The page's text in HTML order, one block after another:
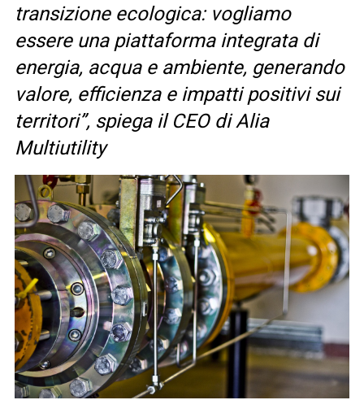
transizione ecologica: vogliamo
essere una piattaforma integrata di
energia, acqua e ambiente, generando
valore, efficienza e impatti positivi sui
territori”, spiega il CEO di Alia
Multiutility